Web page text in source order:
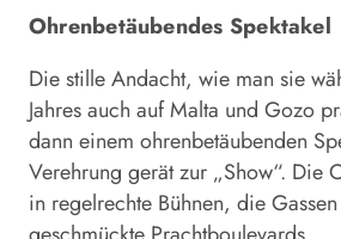
Ohrenbetäubendes Spektakel
Die stille Andacht, wie man sie
Jahres auch auf Malta und Gozo
dann einem ohrenbetäubenden
Verehrung gerät zur „Show“. Die
in regelrechte Bühnen, die